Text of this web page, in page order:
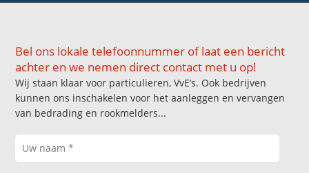
Bel ons lokale telefoonnummer of laat een bericht
achter en we nemen direct contact met u op!
Wij staan klaar voor particulieren, VvE’s. Ook bedrijven
kunnen ons inschakelen voor het aanleggen en vervangen
van bedrading en rookmelders...